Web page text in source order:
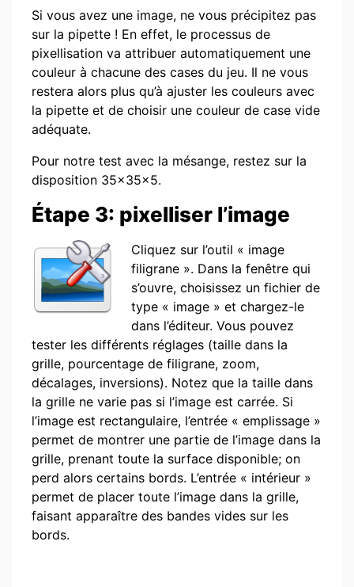
Si vous avez une image, ne vous précipitez pas
sur la pipette ! En effet, le processus de
pixellisation va attribuer automatiquement une
couleur à chacune des cases du jeu. Il ne vous
restera alors plus qu’à ajuster les couleurs avec
la pipette et de choisir une couleur de case vide
adéquate.
Pour notre test avec la mésange, restez sur la
disposition 35x35x5.
Étape 3: pixelliser l’image
Cliquez sur l’outil « image
filigrane ». Dans la fenêtre qui
s’ouvre, choisissez un fichier de
type « image » et chargez-le
dans l’éditeur. Vous pouvez
tester les différents réglages (taille dans la
grille, pourcentage de filigrane, zoom,
décalages, inversions). Notez que la taille dans
la grille ne varie pas si l’image est carrée. Si
l’image est rectangulaire, l’entrée « emplissage »
permet de montrer une partie de l’image dans la
grille, prenant toute la surface disponible; on
perd alors certains bords. L’entrée « intérieur »
permet de placer toute l’image dans la grille,
faisant apparaître des bandes vides sur les
bords.